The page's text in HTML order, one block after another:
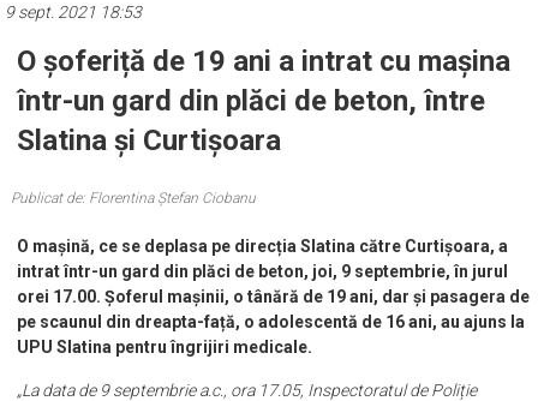
9 sept. 2021 18:53
O șoferiță de 19 ani a intrat cu mașina
într-un gard din plăci de beton, între
Slatina și Curtișoara
Publicat de: Florentina Ștefan Ciobanu
O mașină, ce se deplasa pe direcția Slatina către Curtișoara, a
intrat într-un gard din plăci de beton, joi, 9 septembrie, în jurul
orei 17.00. Șoferul mașinii, o tânără de 19 ani, dar și pasagera de
pe scaunul din dreapta-față, o adolescentă de 16 ani, au ajuns la
UPU Slatina pentru îngrijiri medicale.
„La data de 9 septembrie a.c., ora 17.05, Inspectoratul de Poliție